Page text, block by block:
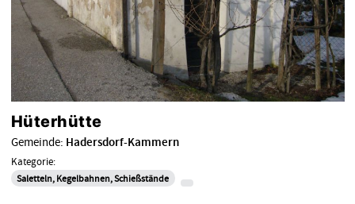
Hüterhütte
Gemeinde: Hadersdorf-Kammern
Kategorie:
Saletteln, Kegelbahnen, Schießstände